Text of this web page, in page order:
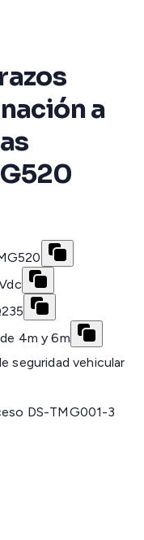
a
4m y 6m
seguridad vehicular
DS-TMG001-3